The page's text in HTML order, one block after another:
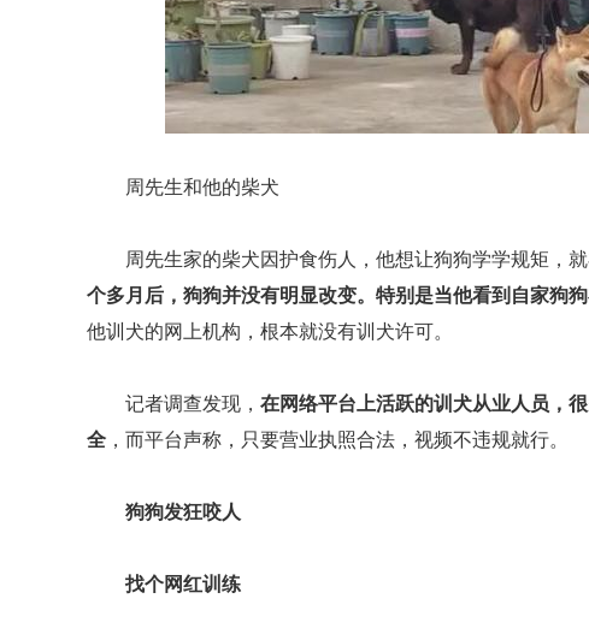
周先生和他的柴犬
周先生家的柴犬因护食伤人，他想让狗狗学学规矩，
个多月后，狗狗并没有明显改变。 特别是当他看到自家狗
他训犬的网上机构，根本就没有训犬许可。
记者调查发现， 在网络平台上活跃的训犬从业人员，
全 ，而平台声称，只要营业执照合法，视频不违规就行。
狗狗发狂咬人
找个网红训练